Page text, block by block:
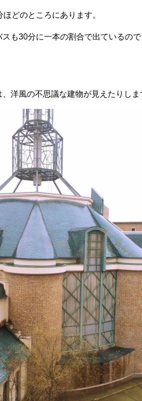
どのところにあります。
も30分に一本の割合で出ているの
洋風の不思議な建物が見えたりしま